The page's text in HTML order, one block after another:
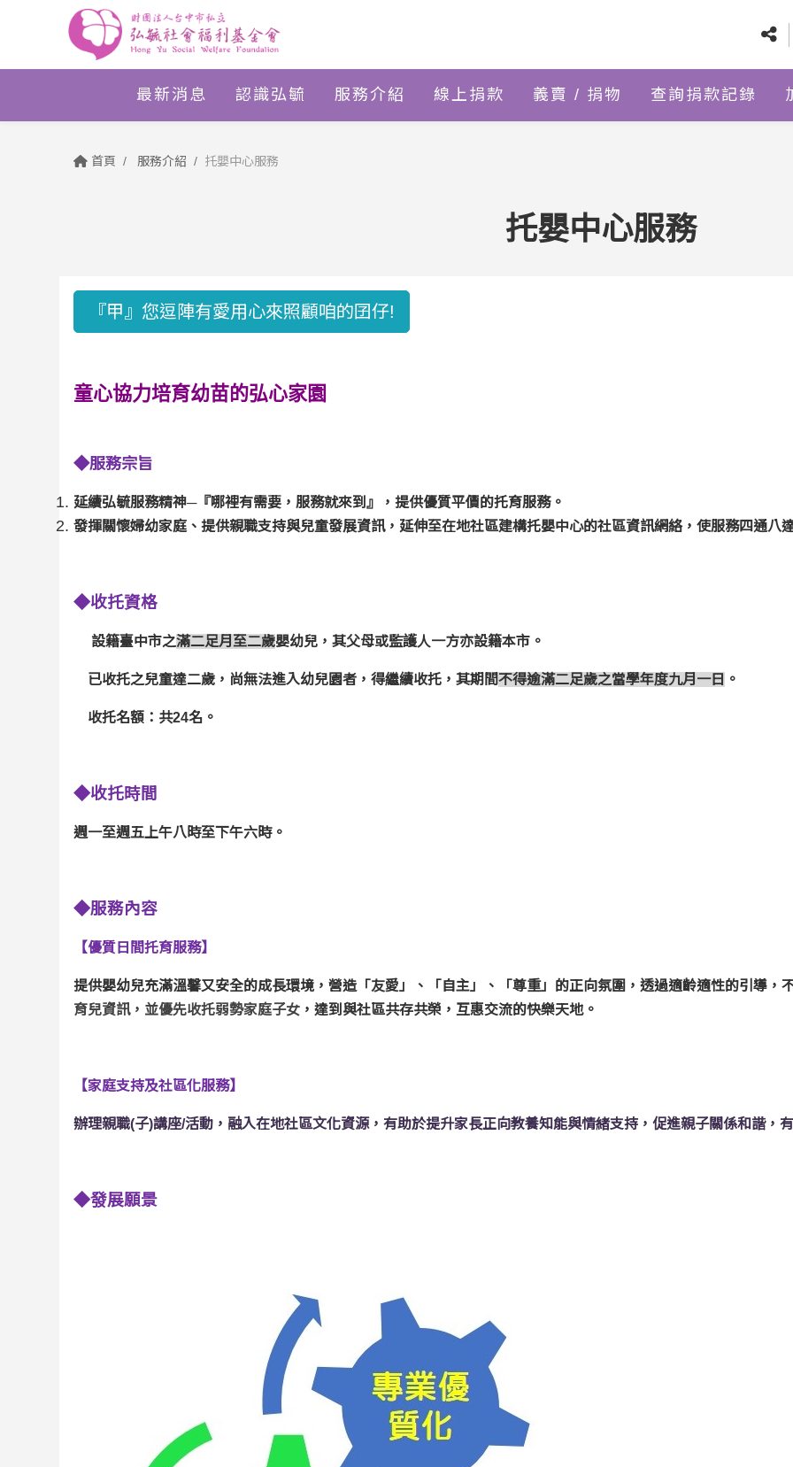
最新消息 認識弘毓 服務介紹 線上捐款 義賣 / 捐物 查詢捐款記錄
首頁 服務介紹 托嬰中心服務
托嬰中心服務
『甲』您逗陣有愛用心來照顧咱的囝仔!
童心協力培育幼苗的弘心家園
◆服務宗旨
延續弘毓服務精神─『哪裡有需要，服務就來到』，提供優質平價的托育服務。
發揮關懷婦幼家庭、提供親職支持與兒童發展資訊，延伸至在地社區建構托嬰中心的社區資訊網絡，使服務四通八
◆收托資格
設籍臺中市之滿二足月至二歲嬰幼兒，其父母或監護人一方亦設籍本市。
已收托之兒童達二歲，尚無法進入幼兒園者，得繼續收托，其期間不得逾滿二足歲之當學年度九月一日 。
收托名額：共24名。
◆收托時間
週一至週五上午八時至下午六時。
◆服務內容
【優質日間托育服務】
提供嬰幼兒充滿溫馨又安全的成長環境，營造 「友愛」、「自主」、「尊重」的正向氛圍，透過適齡適性的引導，
育兒資訊，並優先收托弱勢家庭子女 ，達到與社區共存共榮，互惠交流的快樂天地。
【家庭支持及社區化服務】
辦理親職(子)講座/活動，融入在地社區文化資源，有助於提升家長正向教養知能與情緒支持，促進親子關係和諧，
◆發展願景